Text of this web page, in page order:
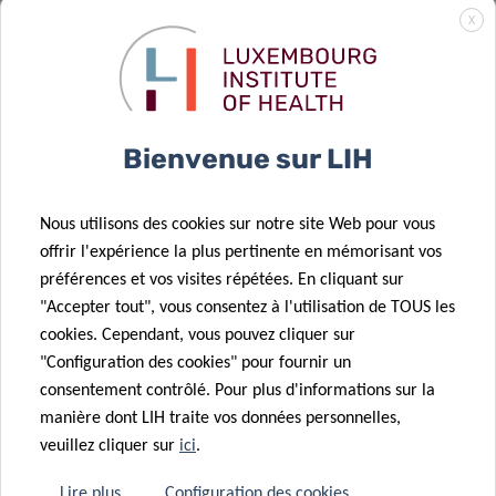
pharmaceutique
pour renforcer
la recherche
au LIH
prochaine
génération de
translationnels
14 Jan 2021
Les
Télévie «
retournent au
laboratoire » !
11 Déc 2020
New insights
Glioblastoma
invasiveness
10 Déc 2020
Des
collaborations
transfrontalières
06 Nov 2020
Advancing
cancer
X
Bienvenue sur LIH
Nous utilisons des cookies sur notre site Web pour vous
offrir l'expérience la plus pertinente en mémorisant vos
préférences et vos visites répétées. En cliquant sur
"Accepter tout", vous consentez à l'utilisation de TOUS les
cookies. Cependant, vous pouvez cliquer sur
"Configuration des cookies" pour fournir un
consentement contrôlé. Pour plus d'informations sur la
manière dont LIH traite vos données personnelles,
veuillez cliquer sur ici.